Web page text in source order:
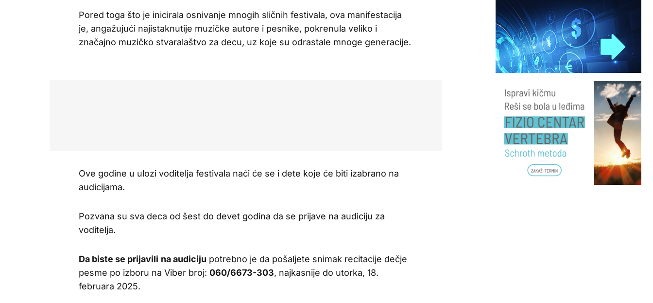
Pored toga što je inicirala osnivanje mnogih sličnih festivala, ova manifestacija
je, angažujući najistaknutije muzičke autore i pesnike, pokrenula veliko i
značajno muzičko stvaralaštvo za decu, uz koje su odrastale mnoge generacije.
Ove godine u ulozi voditelja festivala naći će se i dete koje će biti izabrano na
audicijama.
Pozvana su sva deca od šest do devet godina da se prijave na audiciju za
voditelja.
Da biste se prijavili na audiciju potrebno je da pošaljete snimak recitacije dečje
pesme po izboru na Viber broj: 060/6673-303, najkasnije do utorka, 18.
februara 2025.